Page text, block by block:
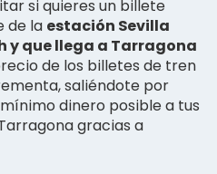
si quieres un billete
de la estación Sevilla
y que llega a Tarragona
de los billetes de tren
saliéndote por
dinero posible a tus
gracias a